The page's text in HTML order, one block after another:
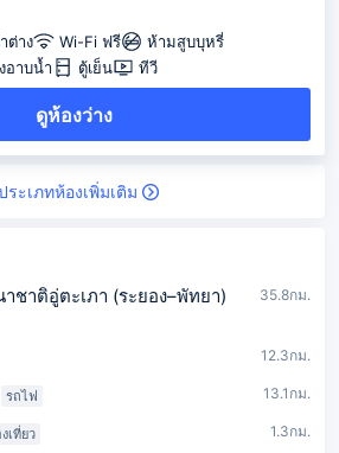
ต่าง Wi-Fi ฟรี
ห้ามสูบบุหรี่
อาบน้ำ ตู้เย็น ทีวี
ดูห้องว่าง
ระเภทห้องเพิ่มเติม
ชาติอู่ตะเภา (ระยอง–พัทยา) 35.8กม.
12.3กม.
รถไฟ 13.1กม.
เที่ยว 1.3กม.